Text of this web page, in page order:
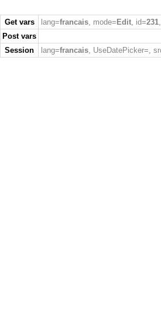
Get vars lang=francais, mode= Edit, id=231
Post vars
Session
lang=francais, UseDatePicker=,